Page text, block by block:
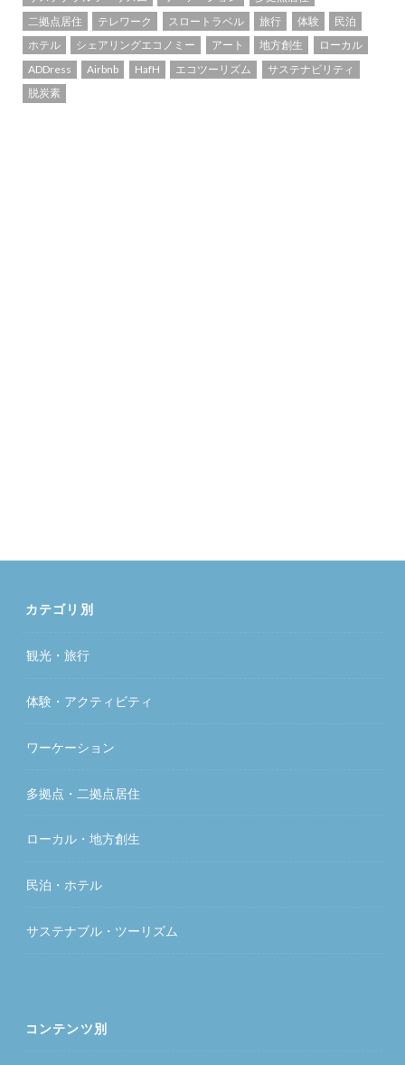
二拠点居住
テレワーク スロートラベル 旅行 体験
民泊
ホテル
シェアリングエコノミー アート 地方創生
ローカル
ADDress
Airbnb HafH エコツーリズム
サステナビリティ
脱炭素
カテゴリ別
観光・旅行
体験・アクティビティ
ワーケーション
多拠点・二拠点居住
ローカル・地方創生
民泊・ホテル
サステナブル・ツーリズム
コンテンツ別